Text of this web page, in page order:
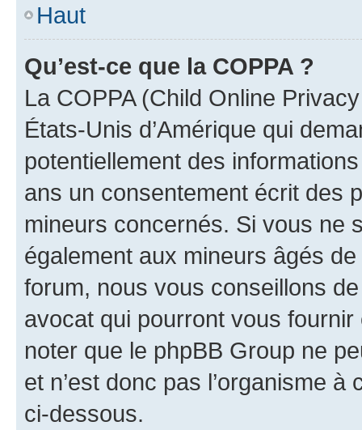
Haut
Qu’est-ce que la COPPA ?
La COPPA (Child Online
États-Unis d’Amérique qui
potentiellement des
ans un consentement écrit des
mineurs concernés. Si vous ne
également aux mineurs âgés
forum, nous vous conseillons
avocat qui pourront vous
noter que le phpBB Group ne
et n’est donc pas l’organisme
ci-dessous.